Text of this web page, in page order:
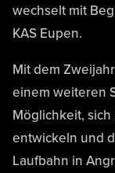
wechselt mit
KAS Eupen.
Mit dem
einem weiteren
Möglichkeit,
entwickeln und
Laufbahn in